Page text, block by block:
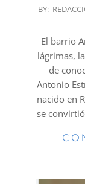
2025-
26
BY:
El barrio
lágrimas,
de
Antonio
nacido en
se